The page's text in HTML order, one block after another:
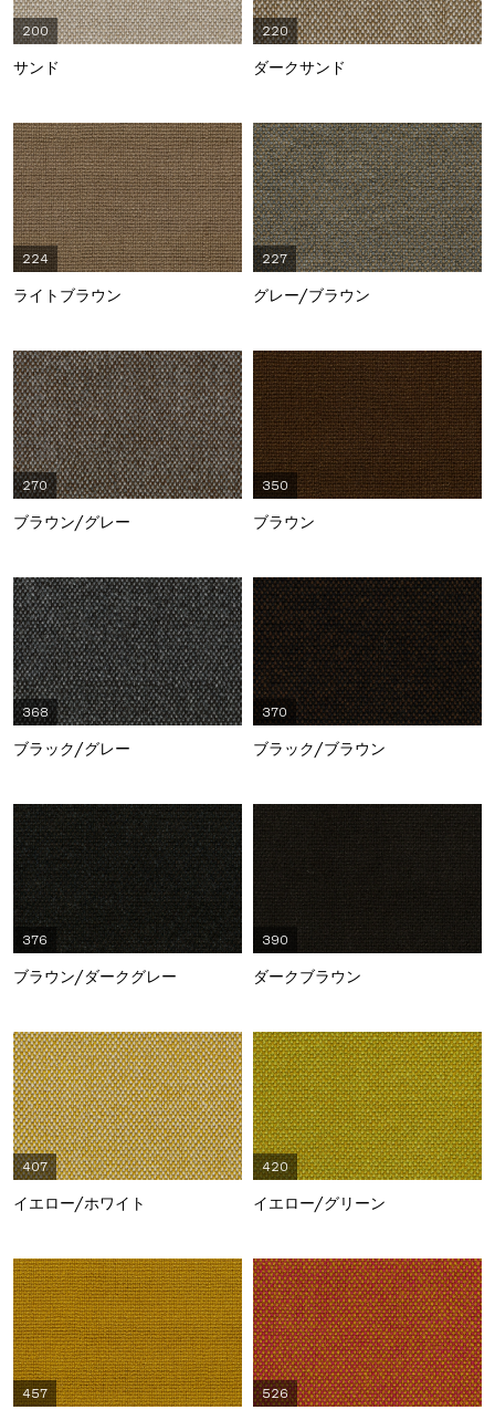
200
サンド
220
ダークサンド
224
ライトブラウン
227
グレー/ブラウン
270
ブラウン/グレー
350
ブラウン
368
ブラック/グレー
370
ブラック/ブラウン
376
ブラウン/ダークグレー
390
ダークブラウン
407
イエロー/ホワイト
420
イエロー/グリーン
457 526